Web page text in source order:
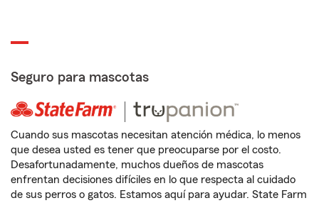
Seguro para mascotas
Cuando sus mascotas necesitan atención médica, lo menos
que desea usted es tener que preocuparse por el costo.
Desafortunadamente, muchos dueños de mascotas
enfrentan decisiones difíciles en lo que respecta al cuidado
de sus perros o gatos. Estamos aquí para ayudar. State Farm